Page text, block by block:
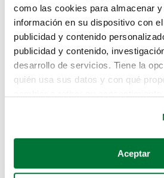
como las cookies para almacenar
información en su dispositivo con
publicidad y contenido
publicidad y contenido,
desarrollo de servicios. Tiene la
quién usa sus datos y con qué
Si lo permite, también quisiéramos:
Recopilar información sobre
Aceptar
Lo sentimos, no
te hemos traido
Pero puedes encontrar el coche
buscando en alguno de estos
Coches de segunda mano
Coches de km0